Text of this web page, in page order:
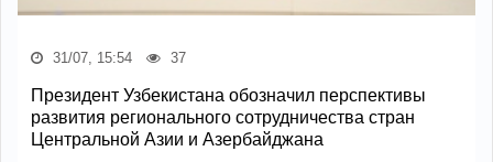
31/07, 15:54 37
Президент Узбекистана обозначил перспективы
развития регионального сотрудничества стран
Центральной Азии и Азербайджана